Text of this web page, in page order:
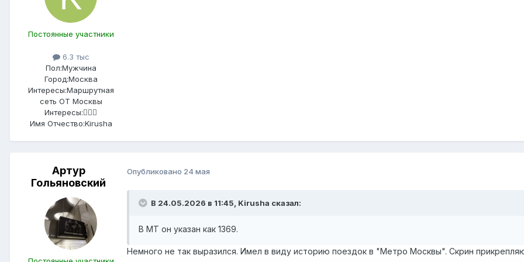
Постоянные участники
6.3 тыс
Пол:Мужчина
Город:Москва
Интересы:Маршрутная
сеть ОТ Москвы
Интересы:🤷🏻‍♂️
Имя Отчество:Kirusha
Артур
Гольяновский
Опубликовано 24 мая
В 24.05.2026 в 11:45, Kirusha сказал:
В МТ он указан как 1369.
Немного не так выразился. Имел в виду историю поездок в "Метро Москвы". Скрин